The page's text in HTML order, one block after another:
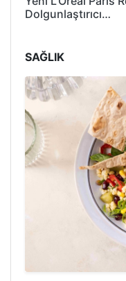
Dolgunlaştırıcı…
SAĞLIK